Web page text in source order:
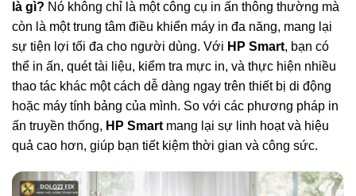
là gì? Nó không chỉ là một công cụ in ấn thông thường mà
còn là một trung tâm điều khiển máy in đa năng, mang lại
sự tiện lợi tối đa cho người dùng. Với HP Smart, bạn có
thể in ấn, quét tài liệu, kiểm tra mực in, và thực hiện nhiều
thao tác khác một cách dễ dàng ngay trên thiết bị di động
hoặc máy tính bảng của mình. So với các phương pháp in
ấn truyền thống, HP Smart mang lại sự linh hoạt và hiệu
quả cao hơn, giúp bạn tiết kiệm thời gian và công sức.